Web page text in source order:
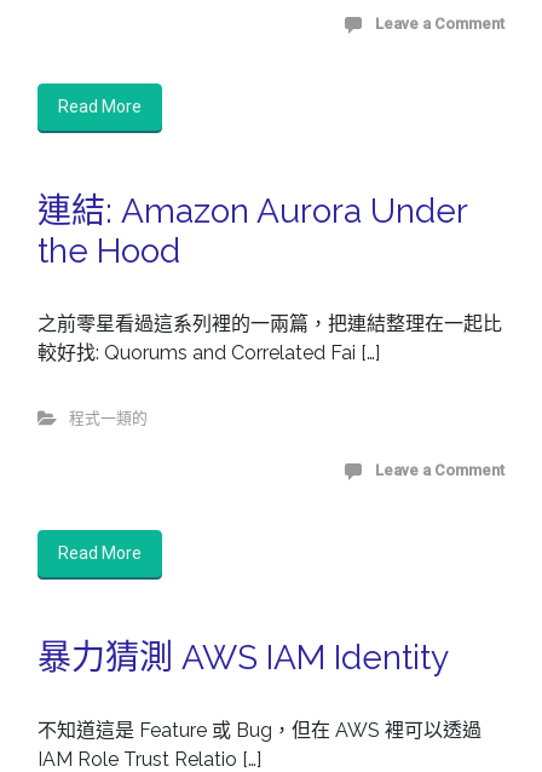
Leave a Comment
Read More
連結: Amazon Aurora Under
the Hood
之前零星看過這系列裡的一兩篇，把連結整理在一起比
較好找: Quorums and Correlated Fai […]
程式一類的
Leave a Comment
Read More
暴力猜測 AWS IAM Identity
不知道這是 Feature 或 Bug，但在 AWS 裡可以透過
IAM Role Trust Relatio […]